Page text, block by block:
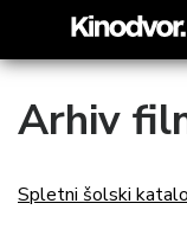
Arhiv
Spletni šolski